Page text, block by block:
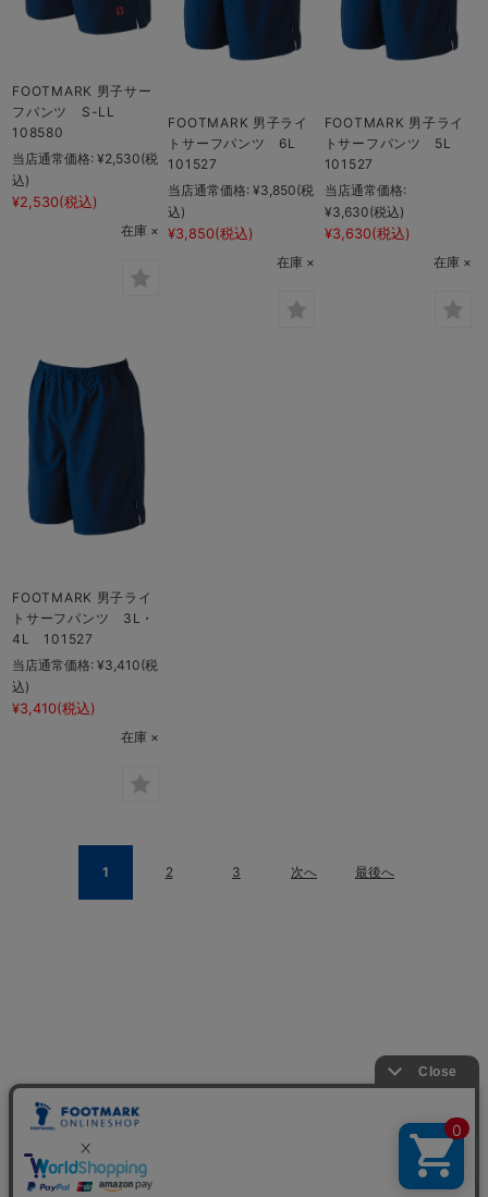
FOOTMARK 男子サー
フパンツ S-LL
108580
当店通常価格: ¥2,530(税
込)
¥2,530(税込)
在庫 ×
FOOTMARK 男子ライ
トサーフパンツ 6L
101527
当店通常価格: ¥3,850(税
込)
¥3,850(税込)
在庫 ×
FOOTMARK 男子ライ
トサーフパンツ 5L
101527
当店通常価格:
¥3,630(税込)
¥3,630(税込)
在庫 ×
FOOTMARK 男子ライ
トサーフパンツ 3L・
4L 101527
当店通常価格: ¥3,410(税
込)
¥3,410(税込)
在庫 ×
1 2 3 次へ 最後へ